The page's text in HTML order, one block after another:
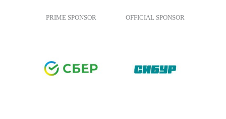
PRIME SPONSOR OFFICIAL SPONSOR